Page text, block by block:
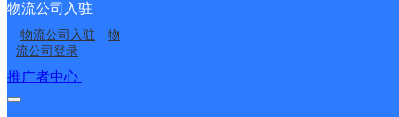
物流公司入驻
物流公司入驻
物
流公司登录
推广者中心
ID4507
闫里邮政所
三思邮政所
接口API